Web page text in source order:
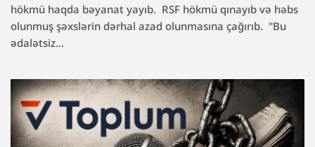
hökmü haqda bəyanat yayıb. RSF hökmü qınayıb və həbs
olunmuş şəxslərin dərhal azad olunmasına çağırıb. "Bu
ədalətsiz...